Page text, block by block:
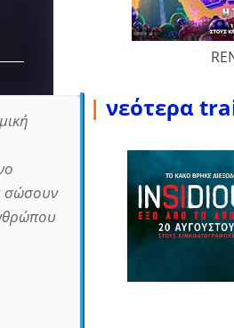
σώσουν
| νεότερα